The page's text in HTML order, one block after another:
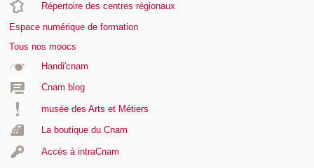
Répertoire des centres régionaux
Espace numérique de formation
Tous nos moocs
Handi'cnam
Cnam blog
musée des Arts et Métiers
La boutique du Cnam
Accès à intraCnam